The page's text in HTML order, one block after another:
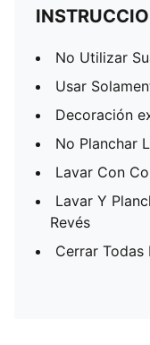
No Utilizar
Usar
Decoración
No Planchar
Lavar Con
Lavar Y
Revés
Cerrar Todas